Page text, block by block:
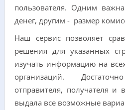
пользователя. Одним
денег, другим - размер
Наш сервис позволяет
решения для указанных
изучать информацию на
организаций.
отправителя, получателя и
выдала все возможные